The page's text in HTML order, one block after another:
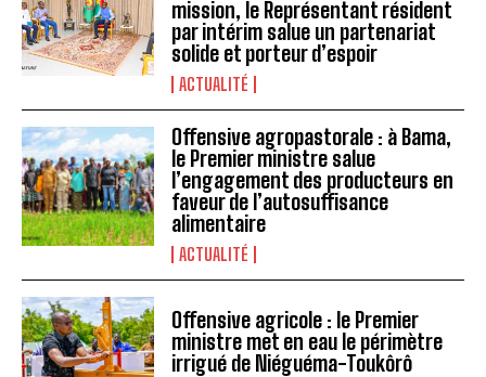
mission, le Représentant résident
par intérim salue un partenariat
solide et porteur d’espoir
ACTUALITÉ
Offensive agropastorale : à Bama,
le Premier ministre salue
l’engagement des producteurs en
faveur de l’autosuffisance
alimentaire
ACTUALITÉ
Offensive agricole : le Premier
ministre met en eau le périmètre
irrigué de Niéguéma-Toukôrô